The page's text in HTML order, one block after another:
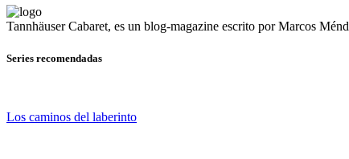
Tannhäuser Cabaret, es un blog-magazine escrito porMarcos
Series recomendadas
Los caminos del laberinto